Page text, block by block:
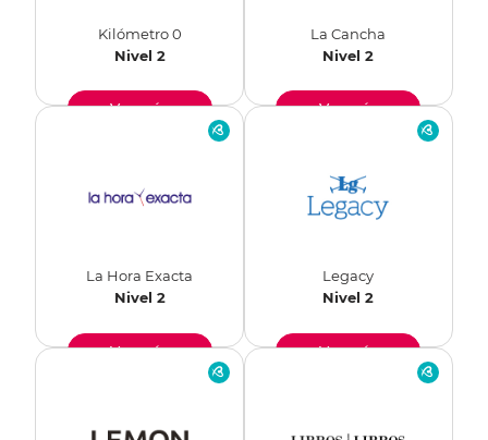
Kilómetro 0
Nivel 2
Ver más
La Cancha
Nivel 2
Ver más
La Hora Exacta
Nivel 2
Ver más
Legacy
Nivel 2
Ver más